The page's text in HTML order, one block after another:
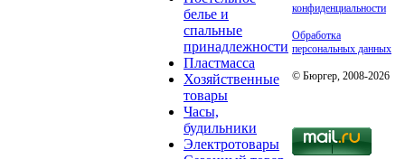
белье и
спальные
принадлежности
Пластмасса
Хозяйственные
товары
Часы,
будильники
Электротовары
конфиденциальности
Обработка
персональных данных
© Бюргер, 2008-2026